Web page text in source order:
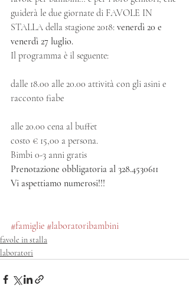
guiderà le due giornate di FAVOLE IN
STALLA della stagione 2018: venerdì 20 e
venerdì 27 luglio.
Il programma è il seguente:
dalle 18.00 alle 20.00 attività con gli asini e
racconto fiabe
alle 20.00 cena al buffet
costo € 15,00 a persona.
Bimbi 0-3 anni gratis
Prenotazione obbligatoria al 328.4530611
Vi aspettiamo numerosi!!!
#famiglie #laboratoribambini
favole in stalla
laboratori